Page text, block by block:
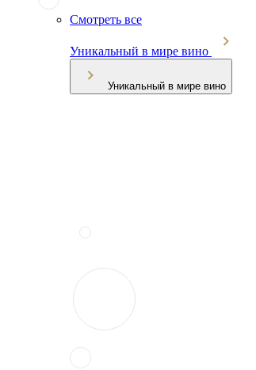
Смотреть все
Уникальный в мире вино
Уникальный в мире вино